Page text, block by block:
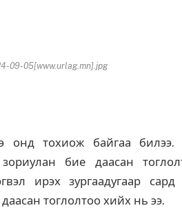
09-05[www.urlag.mn].jpg
онд тохиож байгаа билээ.
бие даасан
ирэх зургаадугаар сард
тоглолтоо хийх нь ээ.